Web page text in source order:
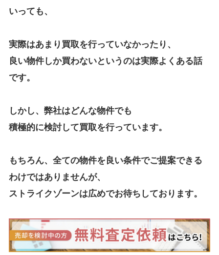
いっても、
実際はあまり買取を行っていなかったり、
良い物件しか買わないというのは実際よくある話
です。
しかし、弊社はどんな物件でも
積極的に検討して買取を行っています。
もちろん、全ての物件を良い条件でご提案できる
わけではありませんが、
ストライクゾーンは広めでお待ちしております。